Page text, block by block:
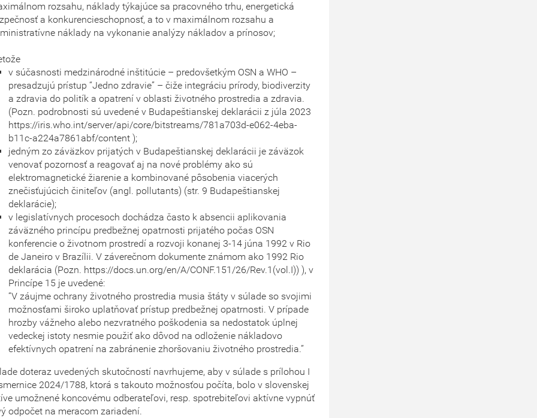
rozsahu, náklady týkajúce sa pracovného trhu, energetická
a konkurencieschopnosť, a to v maximálnom rozsahu a
náklady na vykonanie analýzy nákladov a prínosov;
v súčasnosti medzinárodné inštitúcie – predovšetkým OSN a WHO –
presadzujú prístup “Jedno zdravie” – čiže integráciu prírody, biodiverzity
a zdravia do politík a opatrení v oblasti životného prostredia a zdravia.
(Pozn. podrobnosti sú uvedené v Budapeštianskej deklarácii z júla 2023
https://iris.who.int/server/api/core/bitstreams/781a703d-e062-4eba-
b11c-a224a7861abf/content );
jedným zo záväzkov prijatých v Budapeštianskej deklarácii je záväzok
venovať pozornosť a reagovať aj na nové problémy ako sú
elektromagnetické žiarenie a kombinované pôsobenia viacerých
znečisťujúcich činiteľov (angl. pollutants) (str. 9 Budapeštianskej
deklarácie);
v legislatívnych procesoch dochádza často k absencii aplikovania
záväzného princípu predbežnej opatrnosti prijatého počas OSN
konferencie o životnom prostredí a rozvoji konanej 3-14 júna 1992 v Rio
de Janeiro v Brazílii. V záverečnom dokumente známom ako 1992 Rio
deklarácia (Pozn. https://docs.un.org/en/A/CONF.151/26/Rev.1(vol.I)) ), v
Princípe 15 je uvedené:
“V záujme ochrany životného prostredia musia štáty v súlade so svojimi
možnosťami široko uplatňovať prístup predbežnej opatrnosti. V prípade
hrozby vážneho alebo nezvratného poškodenia sa nedostatok úplnej
vedeckej istoty nesmie použiť ako dôvod na odloženie nákladovo
efektívnych opatrení na zabránenie zhoršovaniu životného prostredia.”
doteraz uvedených skutočností navrhujeme, aby v súlade s prílohou I
2024/1788, ktorá s takouto možnosťou počíta, bolo v slovenskej
umožnené koncovému odberateľovi, resp. spotrebiteľovi aktívne vypnúť
odpočet na meracom zariadení.